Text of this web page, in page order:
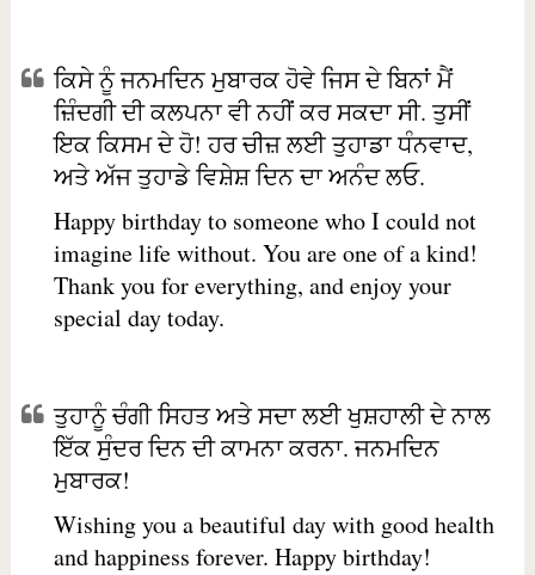
ਕਿਸੇ ਨੂੰ ਜਨਮਦਿਨ ਮੁਬਾਰਕ ਹੋਵੇ ਜਿਸ ਦੇ ਬਿਨਾਂ ਮੈਂ
ਜ਼ਿੰਦਗੀ ਦੀ ਕਲਪਨਾ ਵੀ ਨਹੀਂ ਕਰ ਸਕਦਾ ਸੀ. ਤੁਸੀਂ
ਇਕ ਕਿਸਮ ਦੇ ਹੋ! ਹਰ ਚੀਜ਼ ਲਈ ਤੁਹਾਡਾ ਧੰਨਵਾਦ,
ਅਤੇ ਅੱਜ ਤੁਹਾਡੇ ਵਿਸ਼ੇਸ਼ ਦਿਨ ਦਾ ਅਨੰਦ ਲਓ.
Happy birthday to someone who I could not
imagine life without. You are one of a kind!
Thank you for everything, and enjoy your
special day today.
ਤੁਹਾਨੂੰ ਚੰਗੀ ਸਿਹਤ ਅਤੇ ਸਦਾ ਲਈ ਖੁਸ਼ਹਾਲੀ ਦੇ ਨਾਲ
ਇੱਕ ਸੁੰਦਰ ਦਿਨ ਦੀ ਕਾਮਨਾ ਕਰਨਾ. ਜਨਮਦਿਨ
ਮੁਬਾਰਕ!
Wishing you a beautiful day with good health
and happiness forever. Happy birthday!